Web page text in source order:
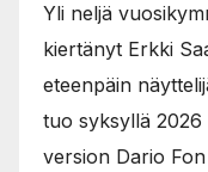
Yli neljä
kiertänyt Erkki
eteenpäin
tuo syksyllä
version Dario